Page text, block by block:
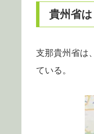
貴州省
支那貴州省は
ている。